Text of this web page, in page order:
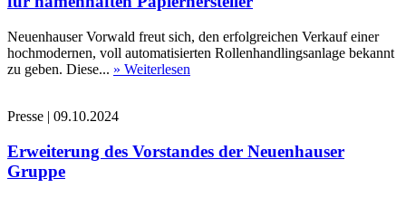
Neuenhauser Vorwald freut sich, den erfolgreichen Verkauf einer
hochmodernen, voll automatisierten Rollenhandlingsanlage bekannt
zu geben. Diese... » Weiterlesen
Presse | 09.10.2024
Erweiterung des Vorstandes der Neuenhauser
Gruppe